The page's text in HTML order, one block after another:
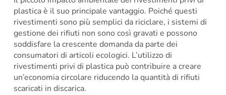
plastica è il suo principale vantaggio. Poiché questi
rivestimenti sono più semplici da riciclare, i sistemi di
gestione dei rifiuti non sono così gravati e possono
soddisfare la crescente domanda da parte dei
consumatori di articoli ecologici. L’utilizzo di
rivestimenti privi di plastica può contribuire a creare
un’economia circolare riducendo la quantità di rifiuti
scaricati in discarica.